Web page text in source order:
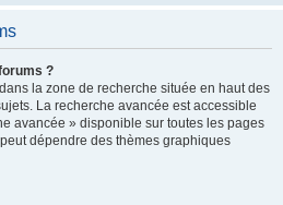
?
la zone de recherche située en haut des
La recherche avancée est accessible
avancée » disponible sur toutes les pages
dépendre des thèmes graphiques